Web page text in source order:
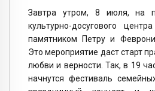
Завтра утром, 8 июля, на
культурно-досугового
памятником Петру и
Это мероприятие даст старт
любви и верности. Так, в 19
начнутся фестиваль